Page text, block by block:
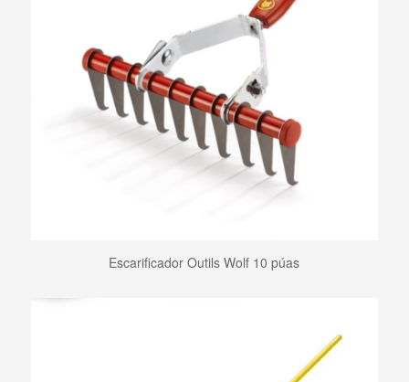
Escarificador Outils Wolf 10 púas